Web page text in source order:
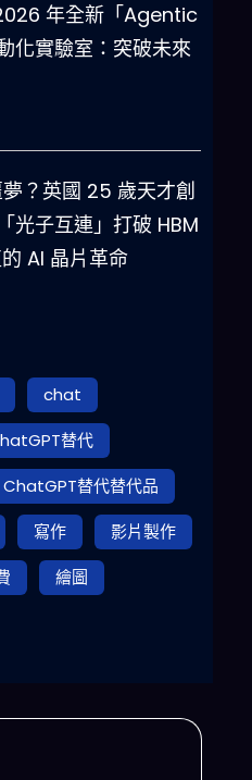
年全新「Agentic
化實驗室：突破未來
夢？英國 25 歲天才創
光子互連」打破 HBM
AI 晶片革命
chat
替代
ChatGPT替代替代品
寫作
影片製作
繪圖